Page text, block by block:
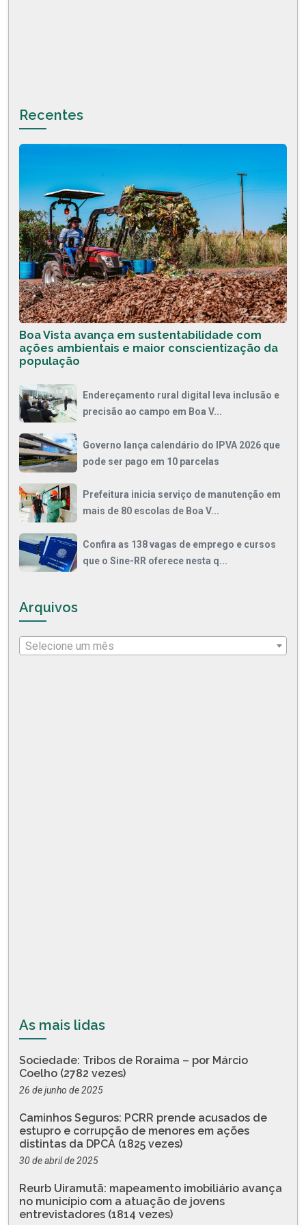
Recentes
Boa Vista avança em sustentabilidade com
ações ambientais e maior conscientização da
população
Endereçamento rural digital leva inclusão e
precisão ao campo em Boa V...
Governo lança calendário do IPVA 2026 que
pode ser pago em 10 parcelas
Prefeitura inicia serviço de manutenção em
mais de 80 escolas de Boa V...
Confira as 138 vagas de emprego e cursos
que o Sine-RR oferece nesta q...
Arquivos
Selecione um mês
As mais lidas
Sociedade: Tribos de Roraima – por Márcio
Coelho (2782 vezes)
26 de junho de 2025
Caminhos Seguros: PCRR prende acusados de
estupro e corrupção de menores em ações
distintas da DPCA (1825 vezes)
30 de abril de 2025
Reurb Uiramutã: mapeamento imobiliário avança
no município com a atuação de jovens
entrevistadores (1814 vezes)